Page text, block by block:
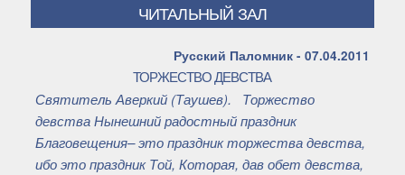
ЧИТАЛЬНЫЙ ЗАЛ
Русский Паломник - 07.04.2011
ТОРЖЕСТВО ДЕВСТВА
Святитель Аверкий (Таушев). Торжество
девства Нынешний радостный праздник
Благовещения– это праздник торжества девства,
ибо это праздник Той, Которая, дав обет девства,